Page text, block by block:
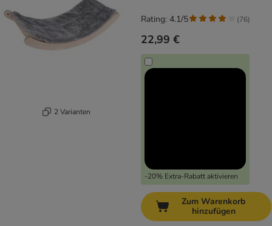
2 Varianten
22,99 €
-20% Extra-Rabatt aktivieren
Rating: 4.1/5 (76)
Zum Warenkorb
hinzufügen